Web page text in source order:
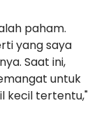
paham.
yang saya
Saat ini,
untuk
kecil tertentu,"